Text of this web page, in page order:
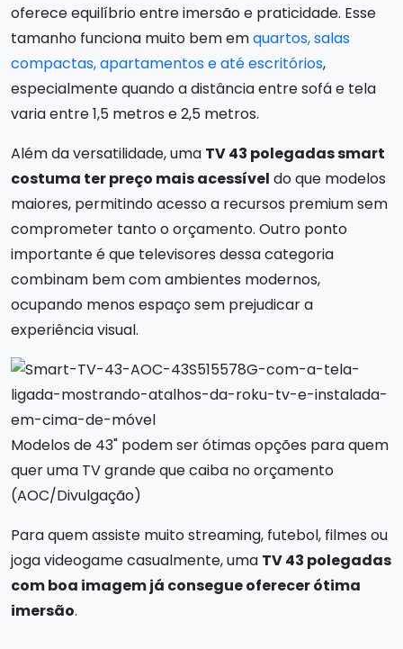
oferece equilíbrio entre imersão e praticidade. Esse
tamanho funciona muito bem emquartos, salas
compactas, apartamentos e até escritórios,
especialmente quando a distância entre sofá e tela
varia entre 1,5 metros e 2,5 metros.
Além da versatilidade, uma TV 43 polegadas smart
costuma ter preço mais acessível do que modelos
maiores, permitindo acesso a recursos premium sem
comprometer tanto o orçamento. Outro ponto
importante é que televisores dessa categoria
combinam bem com ambientes modernos,
ocupando menos espaço sem prejudicar a
experiência visual.
Modelos de 43" podem ser ótimas opções para quem
quer uma TV grande que caiba no orçamento
(AOC/Divulgação)
Para quem assiste muito streaming, futebol, filmes ou
joga videogame casualmente, uma TV 43 polegadas
com boa imagem já consegue oferecer ótima
imersão.